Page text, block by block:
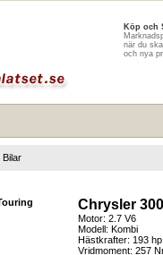
Köp och
när du
och nya
Bilar
Chrysler
Motor: 2.7 V6
Modell: Kombi
Hästkrafter: 193 hp
Vridmoment: 257